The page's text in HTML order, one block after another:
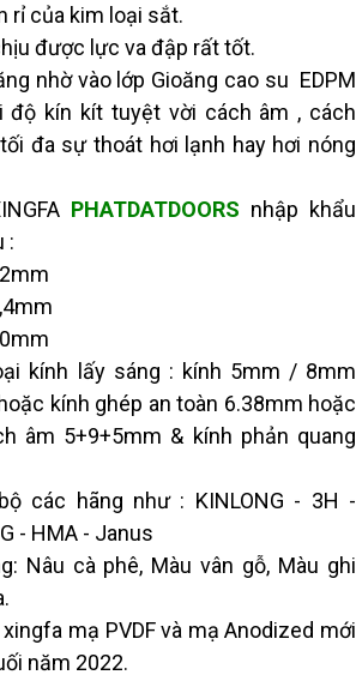
rỉ của kim loại sắt.
được lực va đập rất tốt.
nhờ vào lớp Gioăng cao su EDPM
độ kín kít tuyệt vời cách âm , cách
đa sự thoát hơi lạnh hay hơi nóng
PHATDATDOORS nhập khẩu
:
kính lấy sáng : kính 5mm / 8mm
kính ghép an toàn 6.38mm hoặc
âm 5+9+5mm & kính phản quang
các hãng như : KINLONG - 3H -
- HMA - Janus
Nâu cà phê, Màu vân gỗ, Màu ghi
mạ PVDF và mạ Anodized mới
năm 2022.